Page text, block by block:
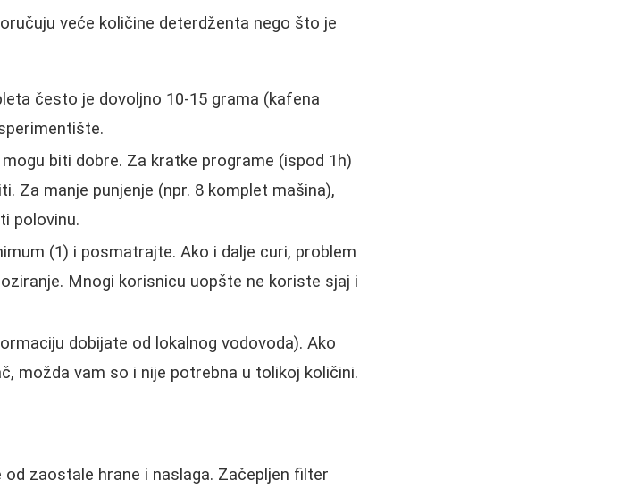
veće količine deterdženta nego što je
često je dovoljno 10-15 grama (kafena
biti dobre. Za kratke programe (ispod 1h)
Za manje punjenje (npr. 8 komplet mašina),
polovinu.
(1) i posmatrajte. Ako i dalje curi, problem
Mnogi korisnicu uopšte ne koriste sjaj i
dobijate od lokalnog vodovoda). Ako
možda vam so i nije potrebna u tolikoj količini.
zaostale hrane i naslaga. Začepljen filter